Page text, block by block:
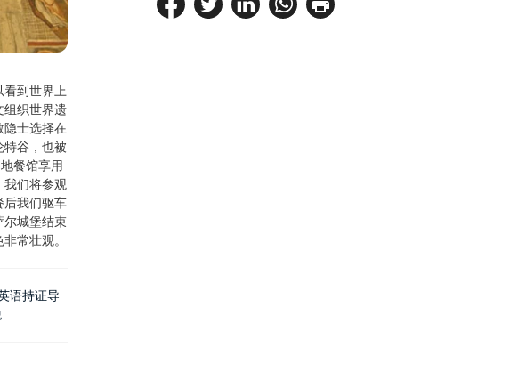
看到世界上
组织世界遗
隐士选择在
谷，也被
餐馆享用
我们将参观
后我们驱车
尔城堡结束
常壮观。
语持证导